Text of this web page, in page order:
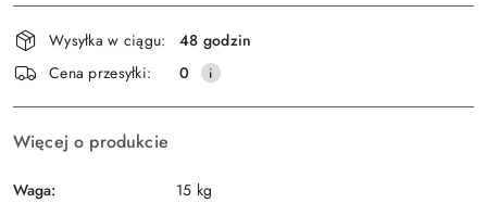
Wyślij
Dostępność
i
dostawa
Wysyłka w ciągu:
48 godzin
Cena przesyłki:
0
Więcej o produkcie
Waga: 15 kg